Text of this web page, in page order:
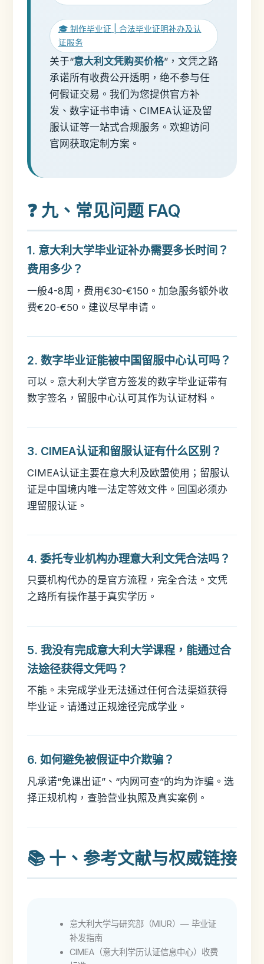
🎓 制作毕业证 | 合法毕业证明补办及认
证服务
关于“意大利文凭购买价格”，文凭之路
承诺所有收费公开透明，绝不参与任
何假证交易。我们为您提供官方补
发、数字证书申请、CIMEA认证及留
服认证等一站式合规服务。欢迎访问
官网获取定制方案。
❓ 九、常见问题 FAQ
1. 意大利大学毕业证补办需要多长时间？
费用多少？
一般4-8周，费用€30-€150。加急服务额外收
费€20-€50。建议尽早申请。
2. 数字毕业证能被中国留服中心认可吗？
可以。意大利大学官方签发的数字毕业证带有
数字签名，留服中心认可其作为认证材料。
3. CIMEA认证和留服认证有什么区别？
CIMEA认证主要在意大利及欧盟使用；留服认
证是中国境内唯一法定等效文件。回国必须办
理留服认证。
4. 委托专业机构办理意大利文凭合法吗？
只要机构代办的是官方流程，完全合法。文凭
之路所有操作基于真实学历。
5. 我没有完成意大利大学课程，能通过合
法途径获得文凭吗？
不能。未完成学业无法通过任何合法渠道获得
毕业证。请通过正规途径完成学业。
6. 如何避免被假证中介欺骗？
凡承诺“免课出证”、“内网可查”的均为诈骗。选
择正规机构，查验营业执照及真实案例。
📚 十、参考文献与权威链接
意大利大学与研究部（MIUR）— 毕业证
补发指南
CIMEA（意大利学历认证信息中心）收费